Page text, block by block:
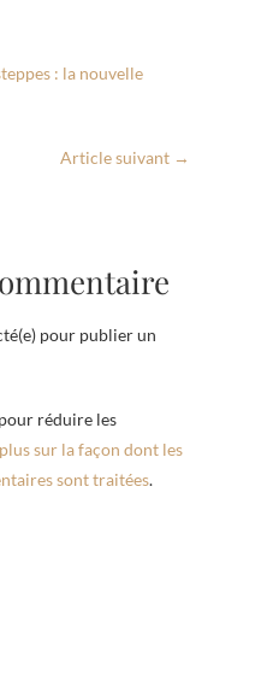
: la nouvelle
Article suivant →
pour publier un
réduire les
sur la façon dont les
sont traitées.